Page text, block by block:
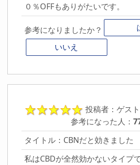
０％OFFもありがたいです。
参考になりましたか？
いいえ
投稿者：ゲスト
参考になった人：
タイトル：CBNだと効きました
私はCBDが全然効かないタイプで